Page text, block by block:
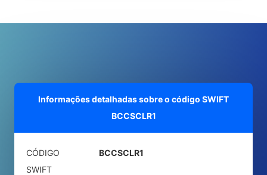
Informações detalhadas sobre o código SWIFT
BCCSCLR1
CÓDIGO
SWIFT
BCCSCLR1